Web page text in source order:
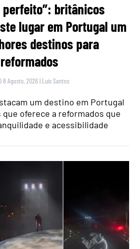
perfeito”: britânicos
lugar em Portugal um
destinos para
reformados
8 Agosto, 2026 | Luís Santos
um destino em Portugal
oferece a reformados que
e acessibilidade